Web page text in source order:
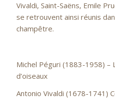
Vivaldi, Saint-Saëns, Emile
se retrouvent ainsi réunis
champêtre.
Michel Péguri (1883-1958) –
d’oiseaux
Antonio Vivaldi (1678-1741)